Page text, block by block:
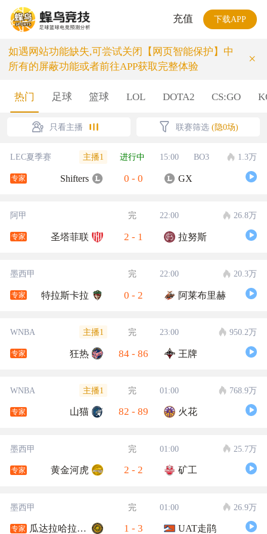
充值 下载APP
如遇网站功能缺失,可尝试关闭【网页智能保护】中
所有的屏蔽功能或者前往APP获取完整体验
×
热门 足球 篮球 LOL DOTA2 CS:GO
只看主播 联赛筛选 (隐0场)
LEC夏季赛 主播1 进行中 15:00 BO3 1.3万
专家 Shifters 0 - 0 GX
阿甲 完 22:00 26.8万
专家 圣塔菲联 2 - 1 拉努斯
墨西甲 完 22:00 20.3万
专家 特拉斯卡拉 0 - 2 阿莱布里赫
WNBA 主播1 完 23:00 950.2万
专家 狂热 84 - 86 王牌
WNBA 主播1 完 01:00 768.9万
专家 山猫 82 - 89 火花
墨西甲 完 01:00 25.7万
专家 黄金河虎 2 - 2 矿工
墨西甲 完 01:00 26.9万
专家 瓜达拉哈拉大学 1 - 3 UAT走鹃